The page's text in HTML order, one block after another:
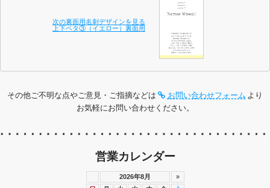
次の裏面用名刺デザインを見る
上下ベタ③（イエロー）裏面用
その他ご不明な点やご意見・ご指摘などは お問い合わせフォーム より
お気軽にお問い合わせください。
営業カレンダー